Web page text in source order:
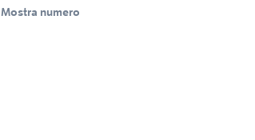
Mostra numero